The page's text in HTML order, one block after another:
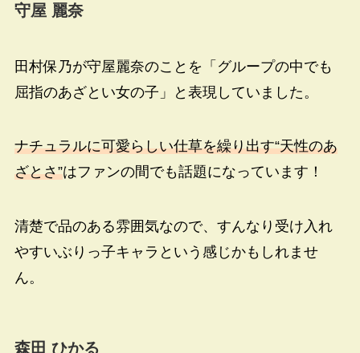
守屋 麗奈
田村保乃が守屋麗奈のことを「グループの中でも
屈指のあざとい女の子」と表現していました。
ナチュラルに可愛らしい仕草を繰り出す“天性のあ
ざとさ”はファンの間でも話題になっています！
清楚で品のある雰囲気なので、すんなり受け入れ
やすいぶりっ子キャラという感じかもしれませ
ん。
森田 ひかる